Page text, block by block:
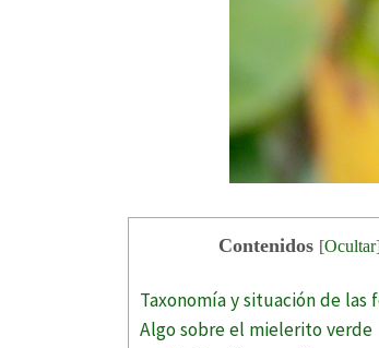
Contenidos [Ocultar]
Taxonomía y situación de las
Algo sobre el mielerito verde